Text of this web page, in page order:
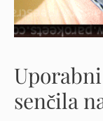
senčila